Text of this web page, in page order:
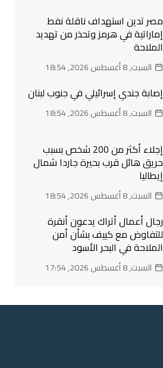
مصر تدين استهداف ناقلة نفط
إماراتية في هرمز وتحذر من تهديد
الملاحة
السبت, 8 أغسطس 2026, 18:54
إصابة جندي إسرائيلي في جنوب لبنان
السبت, 8 أغسطس 2026, 18:54
إجلاء أكثر من 200 شخص بسبب
حريق هائل قرب بحيرة جاردا شمال
إيطاليا
السبت, 8 أغسطس 2026, 18:54
رجال أعمال أتراك يدعون أنقرة
للتفاوض مع كييف بشأن أمن
الملاحة في البحر الأسود
السبت, 8 أغسطس 2026, 17:54